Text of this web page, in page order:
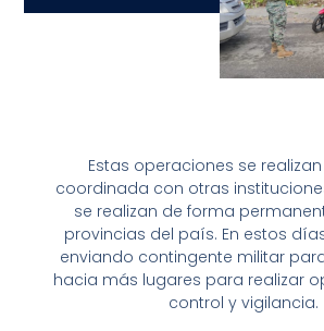
Estas operaciones se
coordinada con otras
se realizan de forma
provincias del país. En estos
enviando contingente militar
hacia más lugares para realizar
control y vigilancia.